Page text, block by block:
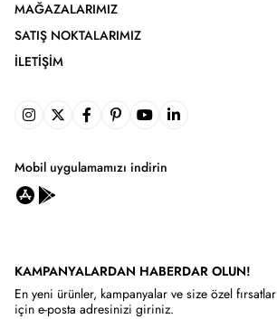
MAĞAZALARIMIZ
SATIŞ NOKTALARIMIZ
İLETIŞIM
Mobil uygulamamızı indirin
KAMPANYALARDAN HABERDAR OLUN!
En yeni ürünler, kampanyalar ve size özel fırsatlar
için e-posta adresinizi giriniz.